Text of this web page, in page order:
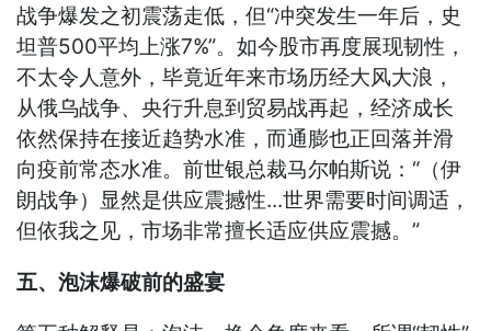
战争爆发之初震荡走低，但“冲突发生一年后，史
坦普500平均上涨7%”。如今股市再度展现韧性，
不太令人意外，毕竟近年来市场历经大风大浪，
从俄乌战争、央行升息到贸易战再起，经济成长
依然保持在接近趋势水准，而通膨也正回落并滑
向疫前常态水准。前世银总裁马尔帕斯说：“（伊
朗战争）显然是供应震撼性...世界需要时间调适，
但依我之见，市场非常擅长适应供应震撼。”
五、泡沫爆破前的盛宴